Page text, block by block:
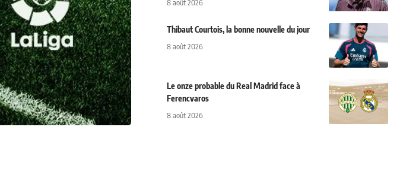
8 août 2026
Thibaut Courtois, la bonne nouvelle du jour
8 août 2026
Le onze probable du Real Madrid face à
Ferencvaros
8 août 2026